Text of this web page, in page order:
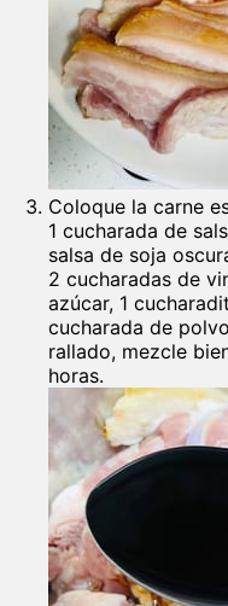
Coloque la carne
1 cucharada de
salsa de soja
2 cucharadas de
azúcar, 1
cucharada de
rallado, mezcle
horas.